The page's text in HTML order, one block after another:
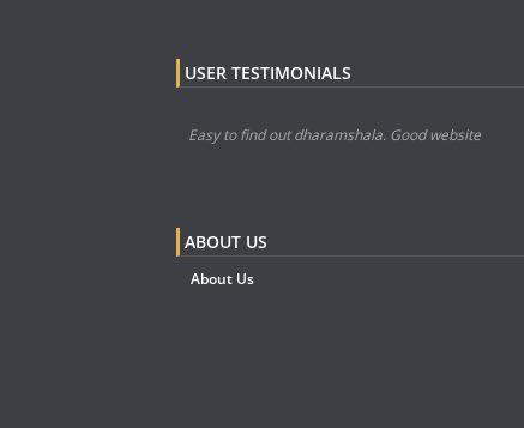
USER TESTIMONIALS
Easy to find out dharamshala. Good website
ABOUT US
About Us